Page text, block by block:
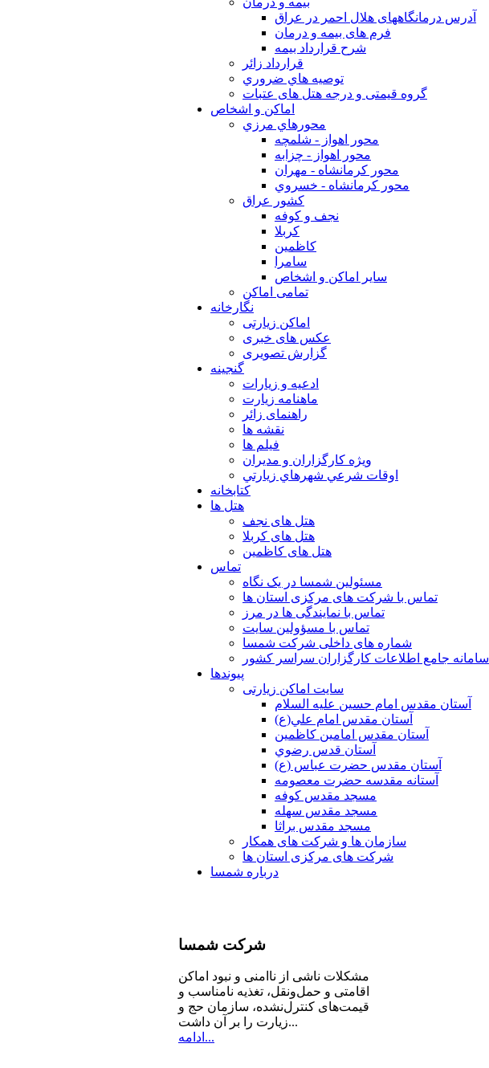
آدرس درمانگاههای هلال احمر در عراق
فرم های بیمه و درمان
شرح قرارداد بیمه
قرارداد زائر
توصيه هاي ضروري
گروه قیمتی و درجه هتل های عتبات
اماکن و اشخاص
محورهاي مرزي
محور اهواز - شلمچه
محور اهواز - چزابه
محور كرمانشاه - مهران
محور كرمانشاه - خسروي
كشور عراق
نجف و كوفه
كربلا
كاظمين
سامرا
ساير اماكن و اشخاص
تمامی اماکن
نگارخانه
اماکن زیارتی
عکس های خبری
گزارش تصویری
گنجینه
ادعیه و زیارات
ماهنامه زیارت
راهنمای زائر
نقشه ها
فیلم ها
ويژه كارگزاران و مديران
اوقات شرعي شهرهاي زيارتي
کتابخانه
هتل ها
هتل های نجف
هتل های کربلا
هتل های کاظمین
تماس
مسئولین شمسا در یک نگاه
تماس با شرکت های مرکزی استان ها
تماس با نمایندگی ها در مرز
تماس با مسؤولین سایت
شماره های داخلی شرکت شمسا
سامانه جامع اطلاعات کارگزاران سراسر کشور
پیوندها
سایت اماکن زیارتی
آستان مقدس امام حسين عليه السلام
آستان مقدس امام علي(ع)
آستان مقدس امامين كاظمين
آستان قدس رضوي
آستان مقدس حضرت عباس (ع)
آستانه مقدسه حضرت معصومه
مسجد مقدس كوفه
مسجد مقدس سهله
مسجد مقدس براثا
سازمان ها و شرکت های همکار
شرکت های مرکزی استان ها
درباره شمسا
شرکت شمسا
مشكلات ناشی از ناامنی و نبود اماكن
اقامتی و حمل‌ونقل، تغذیه‌ نامناسب و
قیمت‌های كنترل‌نشده، سازمان حج و
زیارت را بر آن داشت...
ادامه...